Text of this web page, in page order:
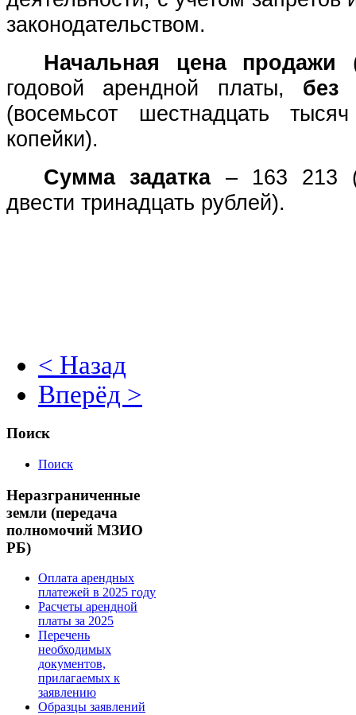
законодательством.
Начальная цена продажи
годовой арендной платы, без
(восемьсот шестнадцать
копейки).
Сумма задатка – 163 213
двести тринадцать рублей).
< Назад
Вперёд >
Поиск
Поиск
Неразграниченные
земли (передача
полномочий МЗИО
РБ)
Оплата арендных
платежей в 2025 году
Расчеты арендной
платы за 2025
Перечень
необходимых
документов,
прилагаемых к
заявлению
Образцы заявлений